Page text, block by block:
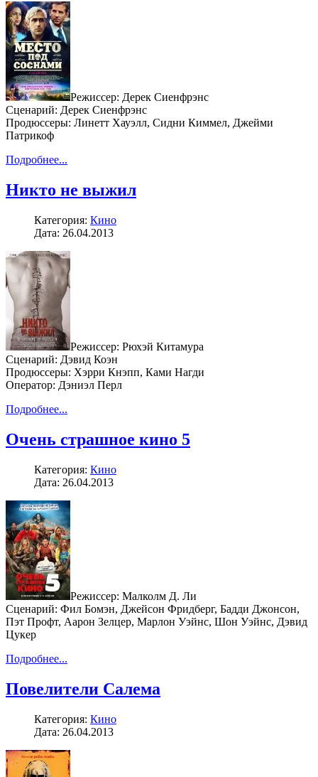
Режиссер: Дерек Сиенфрэнс
Сценарий: Дерек Сиенфрэнс
Продюссеры: Линетт Хауэлл, Сидни Киммел, Джейми
Патрикоф
Подробнее...
Никто не выжил
Категория: Кино
Дата: 26.04.2013
Режиссер: Рюхэй Китамура
Сценарий: Дэвид Коэн
Продюссеры: Хэрри Кнэпп, Ками Нагди
Оператор: Дэниэл Перл
Подробнее...
Очень страшное кино 5
Категория: Кино
Дата: 26.04.2013
Режиссер: Малколм Д. Ли
Сценарий: Фил Бомэн, Джейсон Фридберг, Бадди Джонсон,
Пэт Профт, Аарон Зелцер, Марлон Уэйнс, Шон Уэйнс, Дэвид
Цукер
Подробнее...
Повелители Салема
Категория: Кино
Дата: 26.04.2013